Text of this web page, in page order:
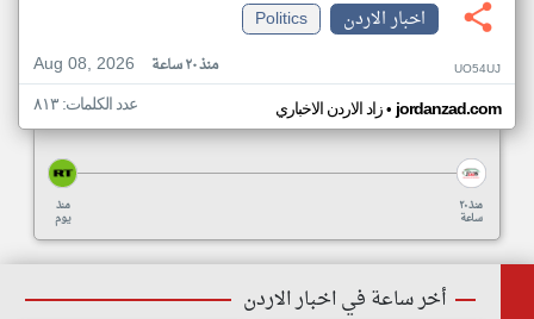
اخبار الاردن
Politics
Aug 08, 2026
منذ ٢٠ ساعة UO54UJ
زاد الاردن الاخباري•jordanzad.com عدد الكلمات: ٨١٣
منذ
يوم
منذ ٢٠
ساعة
أخر ساعة في اخبار الاردن